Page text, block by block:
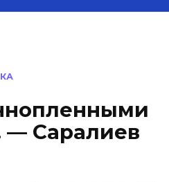
— Саралиев